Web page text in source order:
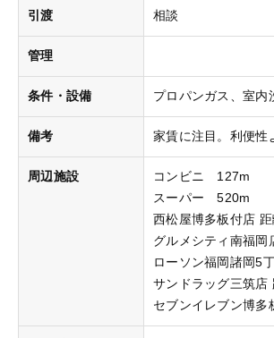
引渡 相談
管理
条件・設備 プロパンガス 室内
備考 家賃に注目。利便性
周辺施設
コンビニ 127m
スーパー 520m
西松屋博多板付店
グルメシティ南福岡
ローソン福岡諸岡5
サンドラッグ三筑店
セブンイレブン博